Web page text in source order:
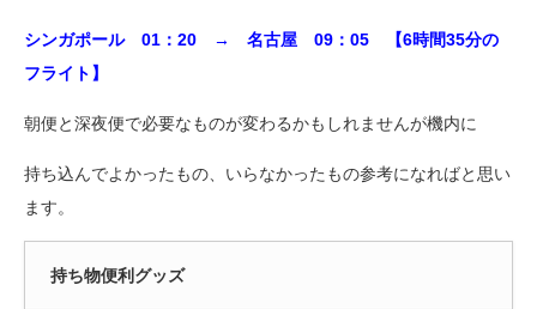
シンガポール 01：20 → 名古屋 09：05 【6時間35分の
フライト】
朝便と深夜便で必要なものが変わるかもしれませんが機内に
持ち込んでよかったもの、いらなかったもの参考になればと思い
ます。
持ち物便利グッズ